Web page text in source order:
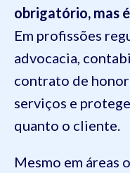
obrigatório, mas
Em profissões
advocacia,
contrato de
serviços e
quanto o cliente.
Mesmo em áreas